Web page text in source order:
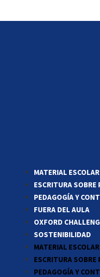
MATERIAL ESCOLAR
ESCRITURA SOBRE
PEDAGOGÍA Y
FUERA DEL AULA
OXFORD
SOSTENIBILIDAD
MATERIAL ESCOLAR
ESCRITURA SOBRE
PEDAGOGÍA Y